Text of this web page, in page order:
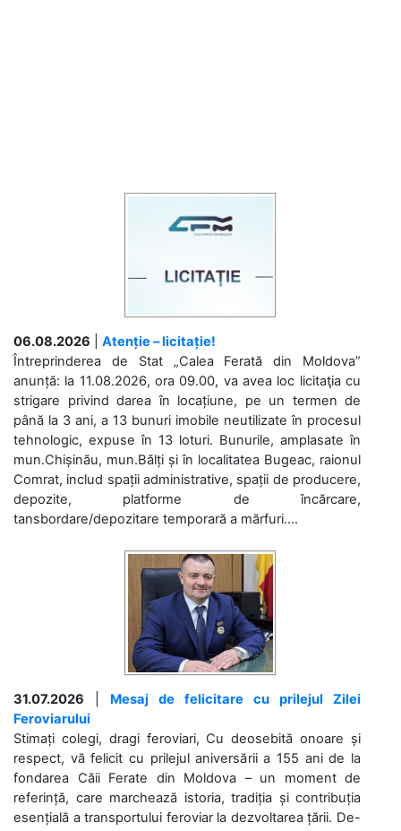
06.08.2026
Atenție – licitație!
Întreprinderea de Stat „Calea Ferată din Moldova”
anunță: la 11.08.2026, ora 09.00, va avea loc licitaţia cu
strigare privind darea în locațiune, pe un termen de
până la 3 ani, a 13 bunuri imobile neutilizate în procesul
tehnologic, expuse în 13 loturi. Bunurile, amplasate în
mun.Chișinău, mun.Bălți și în localitatea Bugeac, raionul
Comrat, includ spații administrative, spații de producere,
depozite, platforme de încărcare,
tansbordare/depozitare temporară a mărfuri....
31.07.2026
Mesaj de felicitare cu prilejul Zilei
Feroviarului
Stimați colegi, dragi feroviari, Cu deosebită onoare și
respect, vă felicit cu prilejul aniversării a 155 ani de la
fondarea Căii Ferate din Moldova – un moment de
referință, care marchează istoria, tradiția și contribuția
esențială a transportului feroviar la dezvoltarea țării. De-